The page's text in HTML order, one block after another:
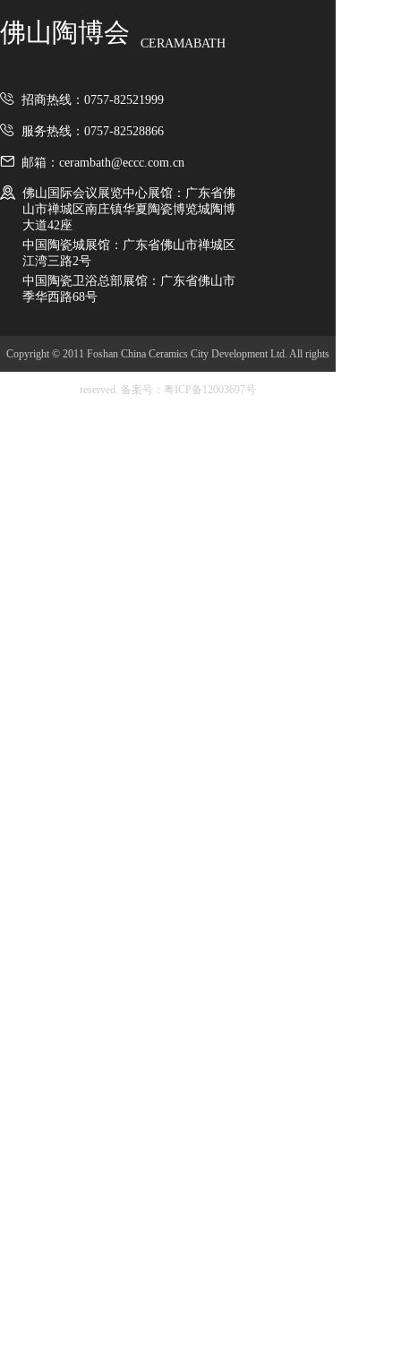
佛山陶博会 CERAMABATH
招商热线：0757-82521999
服务热线：0757-82528866
邮箱：cerambath@eccc.com.cn
佛山国际会议展览中心展馆：广东省佛
山市禅城区南庄镇华夏陶瓷博览城陶博
大道42座
中国陶瓷城展馆：广东省佛山市禅城区
江湾三路2号
中国陶瓷卫浴总部展馆：广东省佛山市
季华西路68号
Copyright © 2011 Foshan China Ceramics City Development Ltd. All rights
reserved. 备案号：粤ICP备12003697号